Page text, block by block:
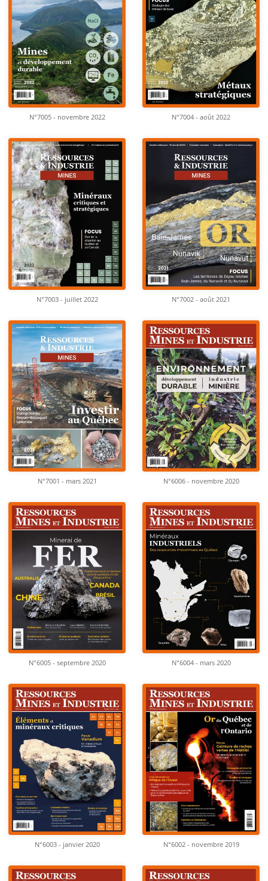
N°7005 - novembre 2022 N°7004 - août 2022
N°7003 - juillet 2022 N°7002 - août 2021
N°7001 - mars 2021 N°6006 - novembre 2020
N°6005 - septembre 2020 N°6004 - mars 2020
N°6003 - janvier 2020 N°6002 - novembre 2019